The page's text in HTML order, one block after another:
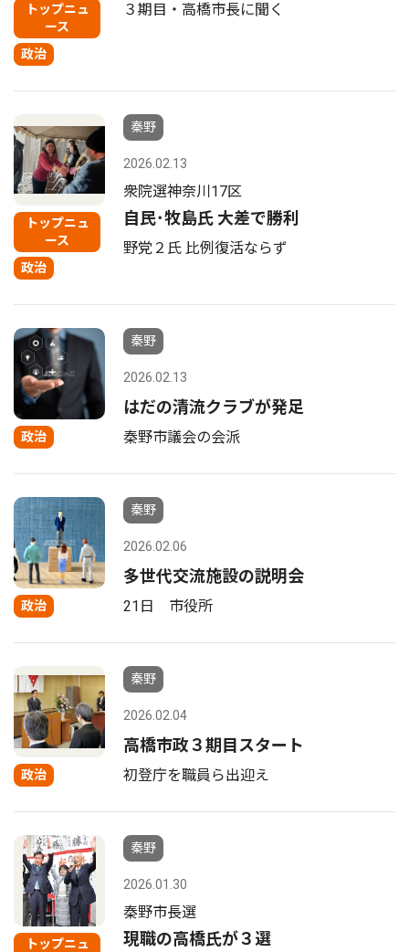
トップニュ
ース
政治
３期目・高橋市長に聞く
トップニュ
ース
政治
秦野
2026.02.13
衆院選神奈川17区
自民･牧島氏 大差で勝利
野党２氏 比例復活ならず
政治
秦野
2026.02.13
はだの清流クラブが発足
秦野市議会の会派
政治
秦野
2026.02.06
多世代交流施設の説明会
21日 市役所
政治
秦野
2026.02.04
高橋市政３期目スタート
初登庁を職員ら出迎え
トップニュ
秦野
2026.01.30
秦野市長選
現職の高橋氏が３選